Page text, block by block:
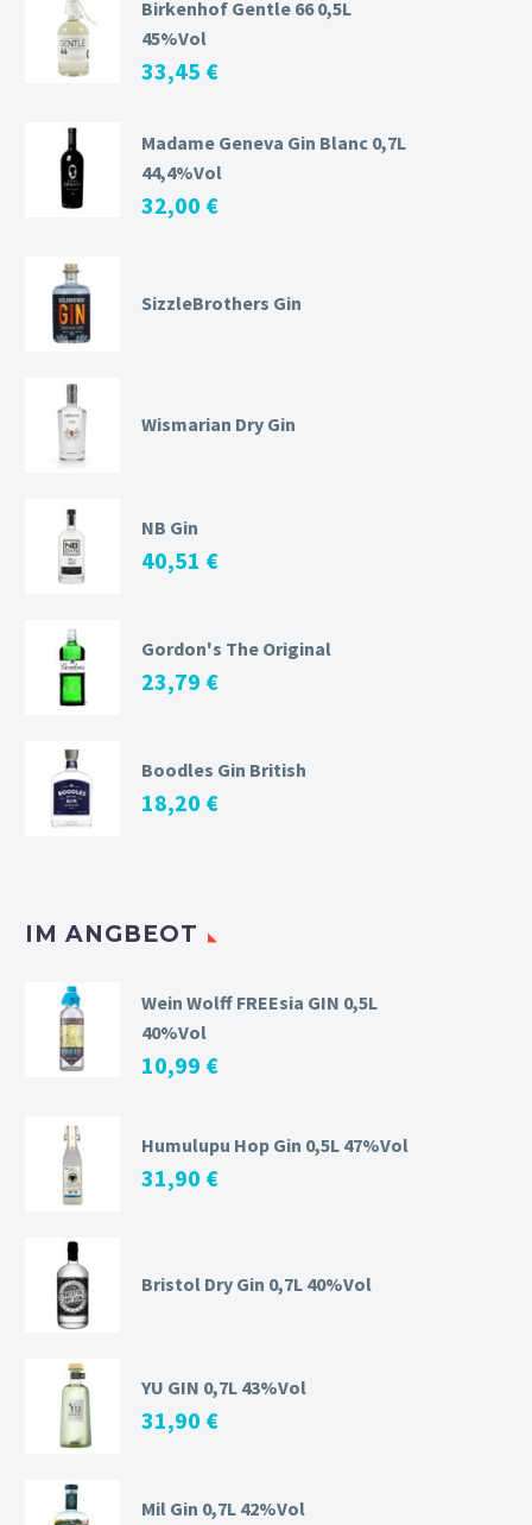
Birkenhof Gentle 66 0,5L
45%Vol
33,45 €
Madame Geneva Gin Blanc 0,7L
44,4%Vol
32,00 €
SizzleBrothers Gin
Wismarian Dry Gin
NB Gin
40,51 €
Gordon's The Original
23,79 €
Boodles Gin British
18,20 €
IM ANGBEOT
Wein Wolff FREEsia GIN 0,5L
40%Vol
10,99 €
Humulupu Hop Gin 0,5L 47%Vol
31,90 €
Bristol Dry Gin 0,7L 40%Vol
YU GIN 0,7L 43%Vol
31,90 €
Mil Gin 0,7L 42%Vol